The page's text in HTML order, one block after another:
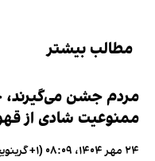
مطالب بیشتر
مردم جشن
ممنوعیت شادی از
۲۴ مهر ۱۴۰۴، ۰۸:۰۹ (‎+۱ گرینویچ)